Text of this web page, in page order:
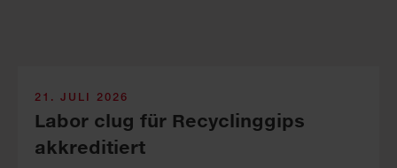
21. JULI 2026
Labor clug für Recyclinggips
akkreditiert